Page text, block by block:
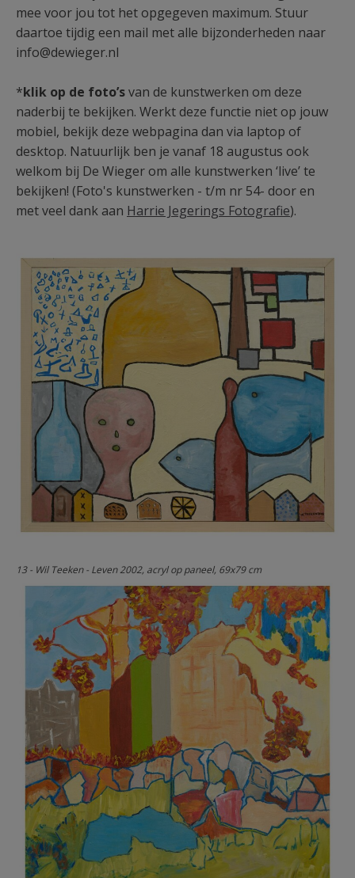
mee voor jou tot het opgegeven maximum. Stuur
daartoe tijdig een mail met alle bijzonderheden naar
info@dewieger.nl
*klik op de foto’svan de kunstwerken om deze
naderbij te bekijken. Werkt deze functie niet op jouw
mobiel, bekijk deze webpagina dan via laptop of
desktop. Natuurlijk ben je vanaf 18 augustus ook
welkom bij De Wieger om alle kunstwerken ‘live’ te
bekijken! (Foto's kunstwerken - t/m nr 54- door en
met veel dank aan Harrie Jegerings Fotografie).
13 - Wil Teeken - Leven 2002, acryl op paneel, 69x79 cm